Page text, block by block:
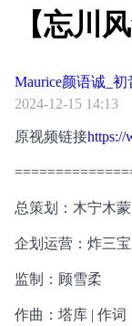
【忘川
哩
Maurice颜语诚_
2024-12-15 14:13
原视频链接https://
总策划：木宁木蒙
企划运营：炸三
监制：顾雪柔
作曲：塔库 | 作词